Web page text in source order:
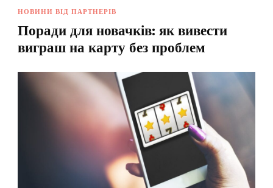
НОВИНИ ВІД ПАРТНЕРІВ
Поради для новачків: як вивести
виграш на карту без проблем